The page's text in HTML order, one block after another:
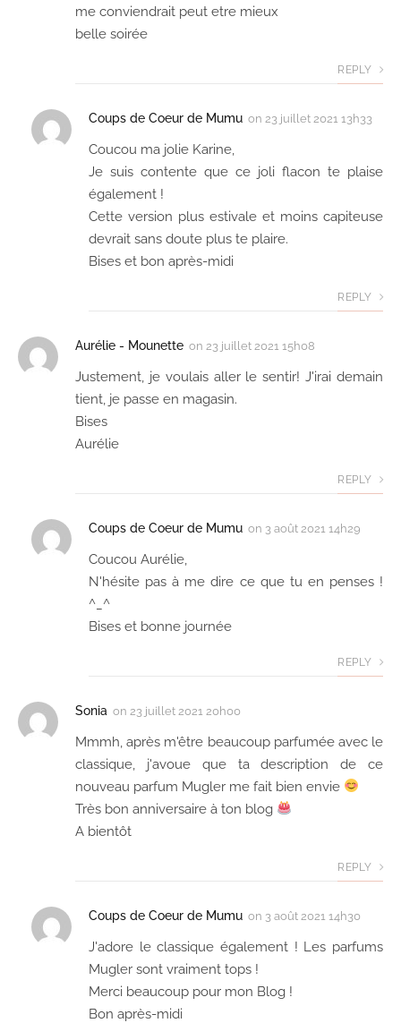
me conviendrait peut etre mieux
belle soirée
REPLY
Coups de Coeur de Mumu on 23 juillet 2021 13h33
Coucou ma jolie Karine,
Je suis contente que ce joli flacon te plaise
également !
Cette version plus estivale et moins capiteuse
devrait sans doute plus te plaire.
Bises et bon après-midi
REPLY
Aurélie - Mounette on 23 juillet 2021 15h08
Justement, je voulais aller le sentir! J'irai demain
tient, je passe en magasin.
Bises
Aurélie
REPLY
Coups de Coeur de Mumu on 3 août 2021 14h29
Coucou Aurélie,
N'hésite pas à me dire ce que tu en penses !
^_^
Bises et bonne journée
REPLY
Sonia on 23 juillet 2021 20h00
Mmmh, après m'être beaucoup parfumée avec le
classique, j'avoue que ta description de ce
nouveau parfum Mugler me fait bien envie
Très bon anniversaire à ton blog
A bientôt
REPLY
Coups de Coeur de Mumu on 3 août 2021 14h30
J'adore le classique également ! Les parfums
Mugler sont vraiment tops !
Merci beaucoup pour mon Blog !
Bon après-midi